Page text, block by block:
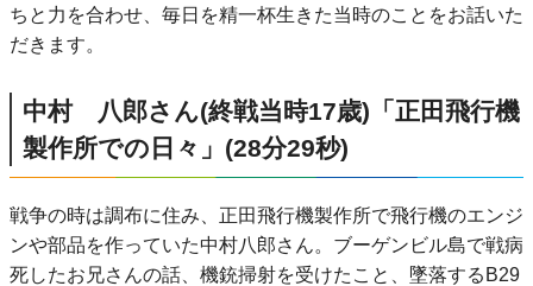
ちと力を合わせ、毎日を精一杯生きた当時のことをお話いた
だきます。
中村 八郎さん(終戦当時17歳)「正田飛行機
製作所での日々」(28分29秒)
戦争の時は調布に住み、正田飛行機製作所で飛行機のエンジ
ンや部品を作っていた中村八郎さん。ブーゲンビル島で戦病
死したお兄さんの話、機銃掃射を受けたこと、墜落するB29